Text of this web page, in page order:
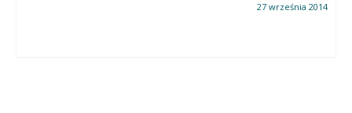
27 września 2014